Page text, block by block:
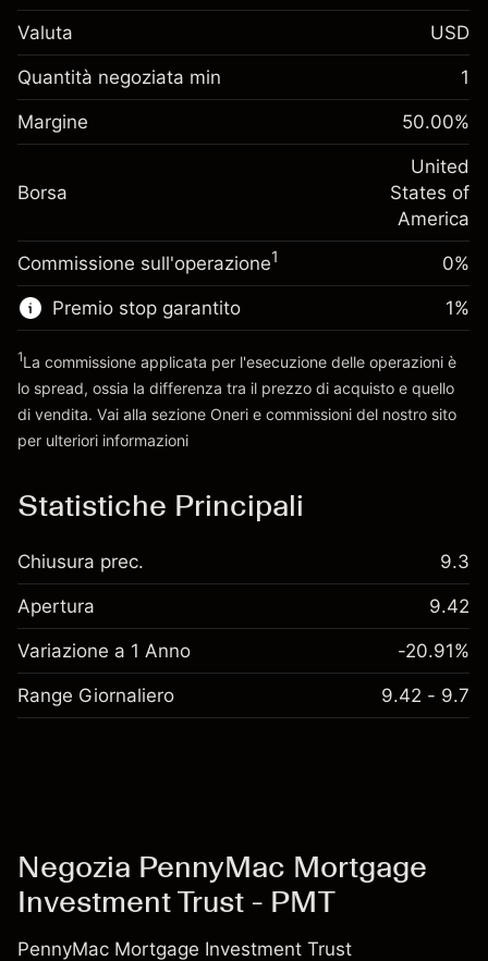
investimento
Adeguamento
finanziamento overnight
Oneri per l'intero valore della
-0.021568
%
(-$0.43)
Dimensione dell'operazione a leva
Denaro da leva ~
$1,000.00
Vai alla piattaforma
Margine. Il tuo
investimento
$1,000.00
posizione
-0.000654
%
(-$0.01)
Dimensione dell'operazione a leva
~$2,000.00
Denaro da leva ~
Vai alla piattaforma
Valuta USD
Quantità negoziata min 1
Margine 50.00%
Borsa
United
States of
America
Commissione sull'operazione1 0%
Premio stop garantito 1%
1La commissione applicata per l'esecuzione delle operazioni è
lo spread, ossia la differenza tra il prezzo di acquisto e quello
di vendita. Vai alla sezione Oneri e commissioni del nostro sito
per ulteriori informazioni
Statistiche Principali
Chiusura prec. 9.3
Apertura 9.42
Variazione a 1 Anno -20.91%
Range Giornaliero 9.42 - 9.7
Negozia PennyMac Mortgage
Investment Trust - PMT
PennyMac Mortgage Investment Trust